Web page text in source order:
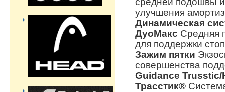
улучшения
Динамическая
ДуоМакс Средняя
для поддержки
Зажим пятки
совершенства
Guidance
Трасстик®